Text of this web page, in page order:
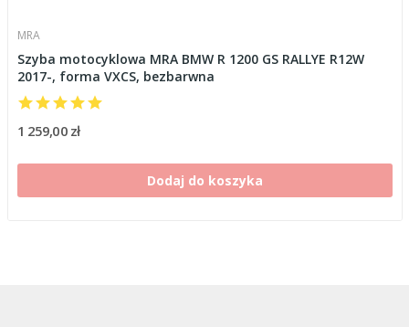
MRA
Szyba motocyklowa MRA BMW R 1200 GS RALLYE R12W
2017-, forma VXCS, bezbarwna
1 259,00 zł
Dodaj do koszyka